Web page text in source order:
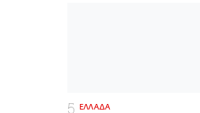
ΕΛΛΑΔΑ